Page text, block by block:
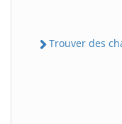
Trouver des